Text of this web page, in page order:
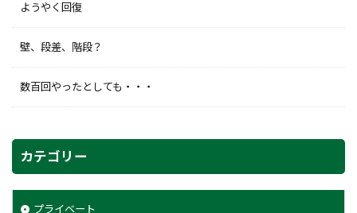
ようやく回復
壁、段差、階段？
数百回やったとしても・・・
カテゴリー
プライベート